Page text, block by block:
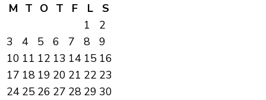
M T O T F L
S
1
2
3
4 5 6 7 8
9
10 11 12 13 14 15 16
17 18 19 20 21 22 23
24 25 26 27 28 29 30